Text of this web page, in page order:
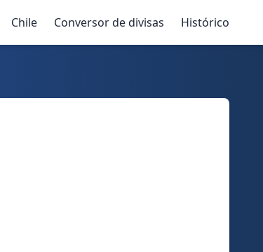
Chile Conversor de divisas Histórico